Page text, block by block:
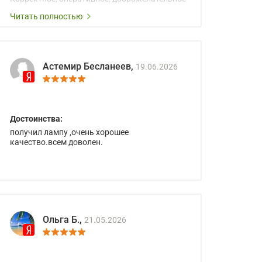
Читать полностью
Астемир Бесланеев, 19.06.2026
Достоинства:
получил лампу ,очень хорошее
качество.всем доволен.
Ольга Б., 21.05.2026